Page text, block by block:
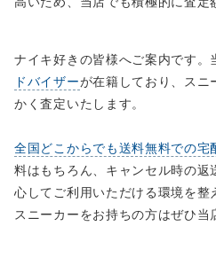
ナイキ好きの皆様へご案内です。
ドバイザーが在籍しており、スニ
かく査定いたします。
全国どこからでも送料無料での宅
料はもちろん、キャンセル時の
心してご利用いただける環境を
スニーカーをお持ちの方はぜひ当